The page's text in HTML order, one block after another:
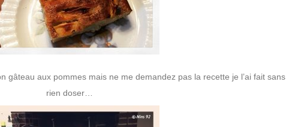
gâteau aux pommes mais ne me demandez pas la recette je l’ai fait sans
rien doser…